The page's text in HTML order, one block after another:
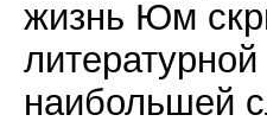
жизнь Юм
наибольшей